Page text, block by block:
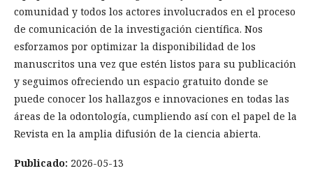
comunidad y todos los actores involucrados en el proceso
de comunicación de la investigación científica. Nos
esforzamos por optimizar la disponibilidad de los
manuscritos una vez que estén listos para su publicación
y seguimos ofreciendo un espacio gratuito donde se
puede conocer los hallazgos e innovaciones en todas las
áreas de la odontología, cumpliendo así con el papel de la
Revista en la amplia difusión de la ciencia abierta.
Publicado: 2026-05-13